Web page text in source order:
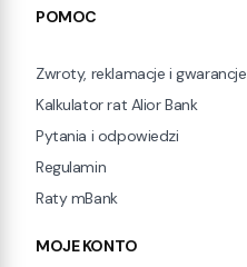
Linki w stopce
POMOC
Zwroty, reklamacje i gwarancje
Kalkulator rat Alior Bank
Pytania i odpowiedzi
Regulamin
Raty mBank
MOJE KONTO